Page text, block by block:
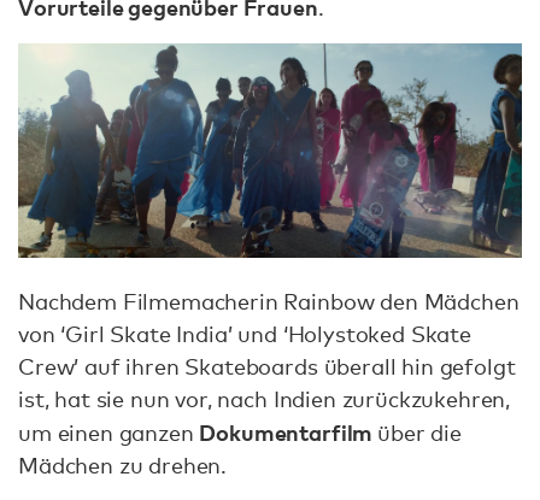
Vorurteile gegenüber Frauen.
Nachdem Filmemacherin Rainbow den Mädchen
von ‘Girl Skate India’ und ‘Holystoked Skate
Crew’ auf ihren Skateboards überall hin gefolgt
ist, hat sie nun vor, nach Indien zurückzukehren,
um einen ganzen Dokumentarfilm über die
Mädchen zu drehen.